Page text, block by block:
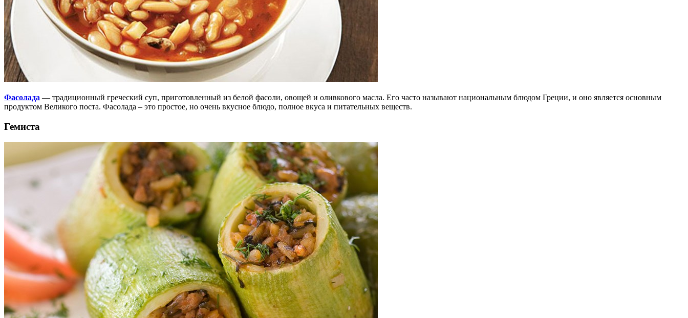
Фасолада — традиционный греческий суп, приготовленный из белой фасоли, овощей и оливкового масла. Его часто называют национальным блюдом Греции, и оно является основным
продуктом Великого поста. Фасолада – это простое, но очень вкусное блюдо, полное вкуса и питательных веществ.
Гемиста